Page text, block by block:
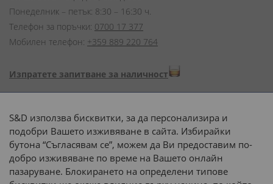
Понеделник – петък: 8:30 – 16:30 ч.
Телефон за поръчки: 0700 17 377
Мобилен телефон: +359 889 220 764
Изпратете запитване за наличност
Начини на плащане:
Доставка до адрес с:
S&D използва бисквитки, за да персонализира и
подобри Вашето изживяване в сайта. Избирайки
бутона “Съгласявам се”, можем да Ви предоставим по-
добро изживяване по време на Вашето онлайн
пазаруване. Блокирането на определени типове